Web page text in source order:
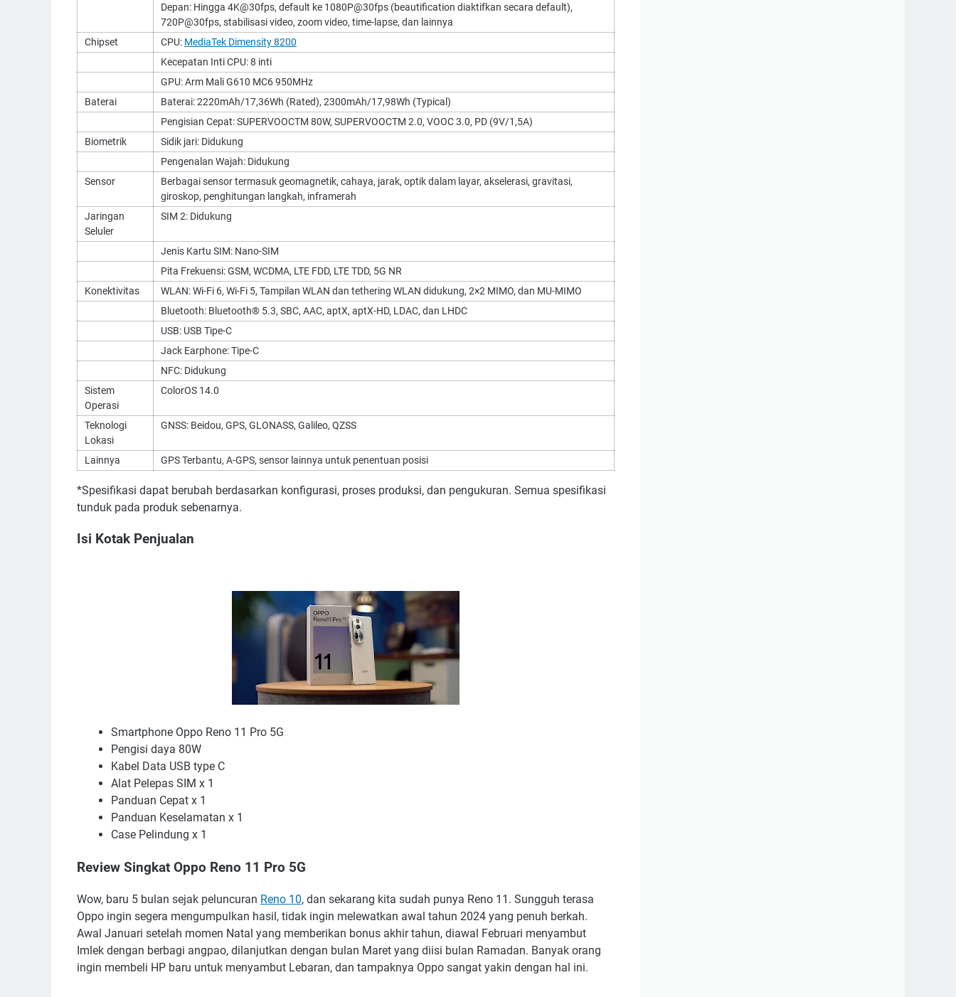
Depan: Hingga 4K@30fps, default ke 1080P@30fps (beautification diaktifkan secara default),
720P@30fps, stabilisasi video, zoom video, time-lapse, dan lainnya
Chipset
CPU: MediaTek Dimensity 8200
Kecepatan Inti CPU: 8 inti
GPU: Arm Mali G610 MC6 950MHz
Baterai
Baterai: 2220mAh/17,36Wh (Rated), 2300mAh/17,98Wh (Typical)
Pengisian Cepat: SUPERVOOCTM 80W, SUPERVOOCTM 2.0, VOOC 3.0, PD (9V/1,5A)
Biometrik
Sidik jari: Didukung
Pengenalan Wajah: Didukung
Sensor
Berbagai sensor termasuk geomagnetik, cahaya, jarak, optik dalam layar, akselerasi, gravitasi,
giroskop, penghitungan langkah, inframerah
Jaringan
Seluler
SIM 2: Didukung
Jenis Kartu SIM: Nano-SIM
Pita Frekuensi: GSM, WCDMA, LTE FDD, LTE TDD, 5G NR
Konektivitas
WLAN: Wi-Fi 6, Wi-Fi 5, Tampilan WLAN dan tethering WLAN didukung, 2×2 MIMO, dan MU-MIMO
Bluetooth: Bluetooth® 5.3, SBC, AAC, aptX, aptX-HD, LDAC, dan LHDC
USB: USB Tipe-C
Jack Earphone: Tipe-C
NFC: Didukung
Sistem
Operasi
ColorOS 14.0
Teknologi
Lokasi
GNSS: Beidou, GPS, GLONASS, Galileo, QZSS
Lainnya GPS Terbantu, A-GPS, sensor lainnya untuk penentuan posisi
*Spesifikasi dapat berubah berdasarkan konfigurasi, proses produksi, dan pengukuran. Semua spesifikasi
tunduk pada produk sebenarnya.
Isi Kotak Penjualan
Smartphone Oppo Reno 11 Pro 5G
Pengisi daya 80W
Kabel Data USB type C
Alat Pelepas SIM x 1
Panduan Cepat x 1
Panduan Keselamatan x 1
Case Pelindung x 1
Review Singkat Oppo Reno 11 Pro 5G
Wow, baru 5 bulan sejak peluncuran Reno 10, dan sekarang kita sudah punya Reno 11. Sungguh terasa
Oppo ingin segera mengumpulkan hasil, tidak ingin melewatkan awal tahun 2024 yang penuh berkah.
Awal Januari setelah momen Natal yang memberikan bonus akhir tahun, diawal Februari menyambut
Imlek dengan berbagi angpao, dilanjutkan dengan bulan Maret yang diisi bulan Ramadan. Banyak orang
ingin membeli HP baru untuk menyambut Lebaran, dan tampaknya Oppo sangat yakin dengan hal ini.